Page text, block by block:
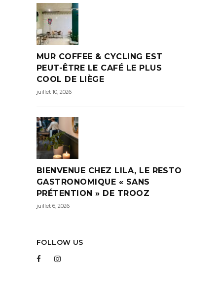
MUR COFFEE & CYCLING EST
PEUT-ÊTRE LE CAFÉ LE PLUS
COOL DE LIÈGE
juillet 10, 2026
BIENVENUE CHEZ LILA, LE RESTO
GASTRONOMIQUE « SANS
PRÉTENTION » DE TROOZ
juillet 6, 2026
FOLLOW US